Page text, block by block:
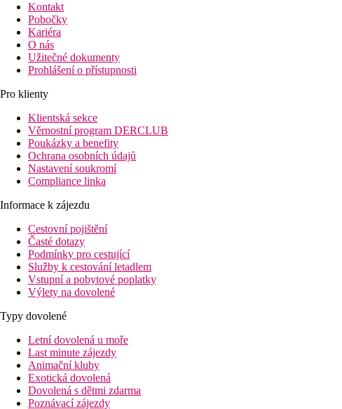
Kontakt
Pobočky
Kariéra
O nás
Užitečné dokumenty
Prohlášení o přístupnosti
Pro klienty
Klientská sekce
Věrnostní program DERCLUB
Poukázky a benefity
Ochrana osobních údajů
Nastavení soukromí
Compliance linka
Informace k zájezdu
Cestovní pojištění
Časté dotazy
Podmínky pro cestující
Služby k cestování letadlem
Vstupní a pobytové poplatky
Výlety na dovolené
Typy dovolené
Letní dovolená u moře
Last minute zájezdy
Animační kluby
Exotická dovolená
Dovolená s dětmi zdarma
Poznávací zájezdy